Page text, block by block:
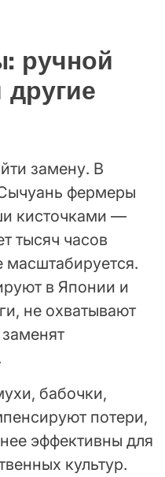
ручной
замену. В
фермеры
кисточками —
тысяч часов
масштабируется.
в Японии и
не охватывают
бабочки,
потери,
эффективны для
культур.